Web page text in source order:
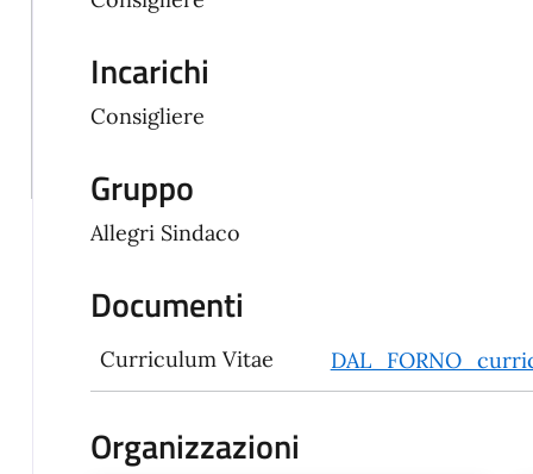
Incarichi
Consigliere
Gruppo
Allegri Sindaco
Documenti
Curriculum Vitae
Organizzazioni